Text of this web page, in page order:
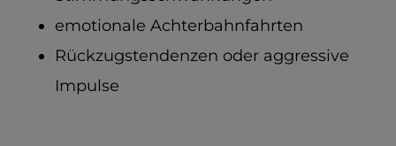
emotionale Achterbahnfahrten
Rückzugstendenzen oder aggressive
Impulse